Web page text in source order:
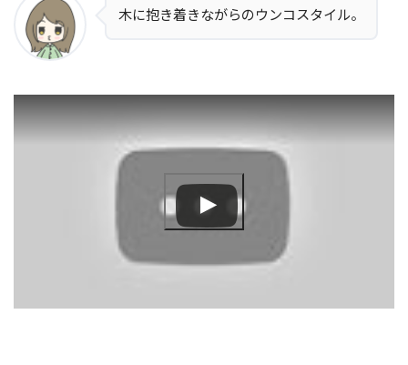
木に抱き着きながらのウンコスタイル。